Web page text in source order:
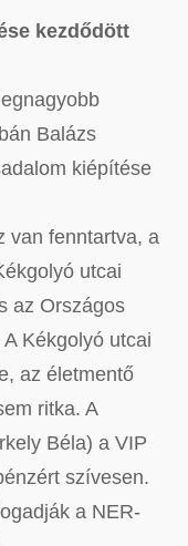
kezdődött
Balázs
kiépítése
van fenntartva, a
utcai
az Országos
Kékgolyó utcai
az életmentő
ritka. A
Béla) a VIP
szívesen.
a NER-